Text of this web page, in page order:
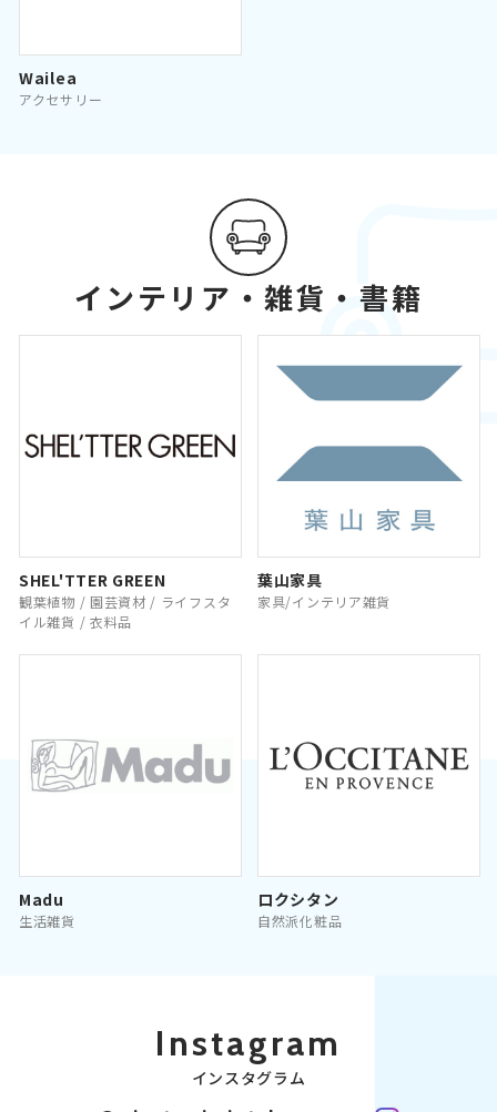
Wailea
アクセサリー
インテリア・雑貨・書籍
SHEL'TTER GREEN
観葉植物 / 園芸資材 / ライフスタ
イル雑貨 / 衣料品
葉山家具
家具/インテリア雑貨
Madu
生活雑貨
ロクシタン
自然派化粧品
Instagram
インスタグラム